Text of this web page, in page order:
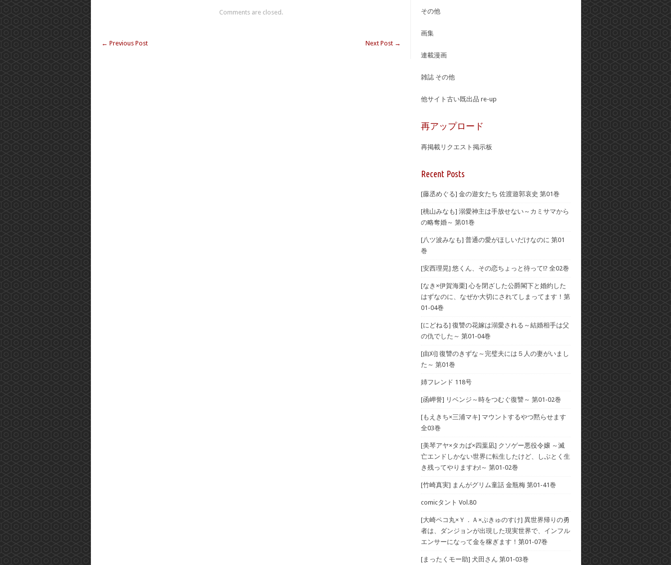
Comments are closed.
← Previous Post Next Post →
その他
画集
連載漫画
雑誌 その他
他サイト古い既出品 re-up
再アップロード
再掲載リクエスト掲示板
Recent Posts
[藤丞めぐる] 金の遊女たち 佐渡遊郭哀史 第01巻
[桃山みなも] 溺愛神主は手放せない～カミサマから
の略奪婚～ 第01巻
[八ツ波みなも] 普通の愛がほしいだけなのに 第01
巻
[安西理晃] 悠くん、その恋ちょっと待って!? 全02巻
[なき×伊賀海栗] 心を閉ざした公爵閣下と婚約した
はずなのに、なぜか大切にされてしまってます！第
01-04巻
[にどねる] 復讐の花嫁は溺愛される～結婚相手は父
の仇でした～ 第01-04巻
[由刈] 復讐のきずな～完璧夫には５人の妻がいまし
た～ 第01巻
姉フレンド 118号
[函岬誉] リベンジ～時をつむぐ復讐～ 第01-02巻
[もえきち×三浦マキ] マウントするやつ黙らせます
全03巻
[美琴アヤ×タカば×四葉凪] クソゲー悪役令嬢 ～滅
亡エンドしかない世界に転生したけど、しぶとく生
き残ってやりますわ!～ 第01-02巻
[竹崎真実] まんがグリム童話 金瓶梅 第01-41巻
comicタント Vol.80
[大崎ペコ丸×Ｙ．Ａ×ぷきゅのすけ] 異世界帰りの勇
者は、ダンジョンが出現した現実世界で、インフル
エンサーになって金を稼ぎます！第01-07巻
[まったくモー助] 犬田さん 第01-03巻